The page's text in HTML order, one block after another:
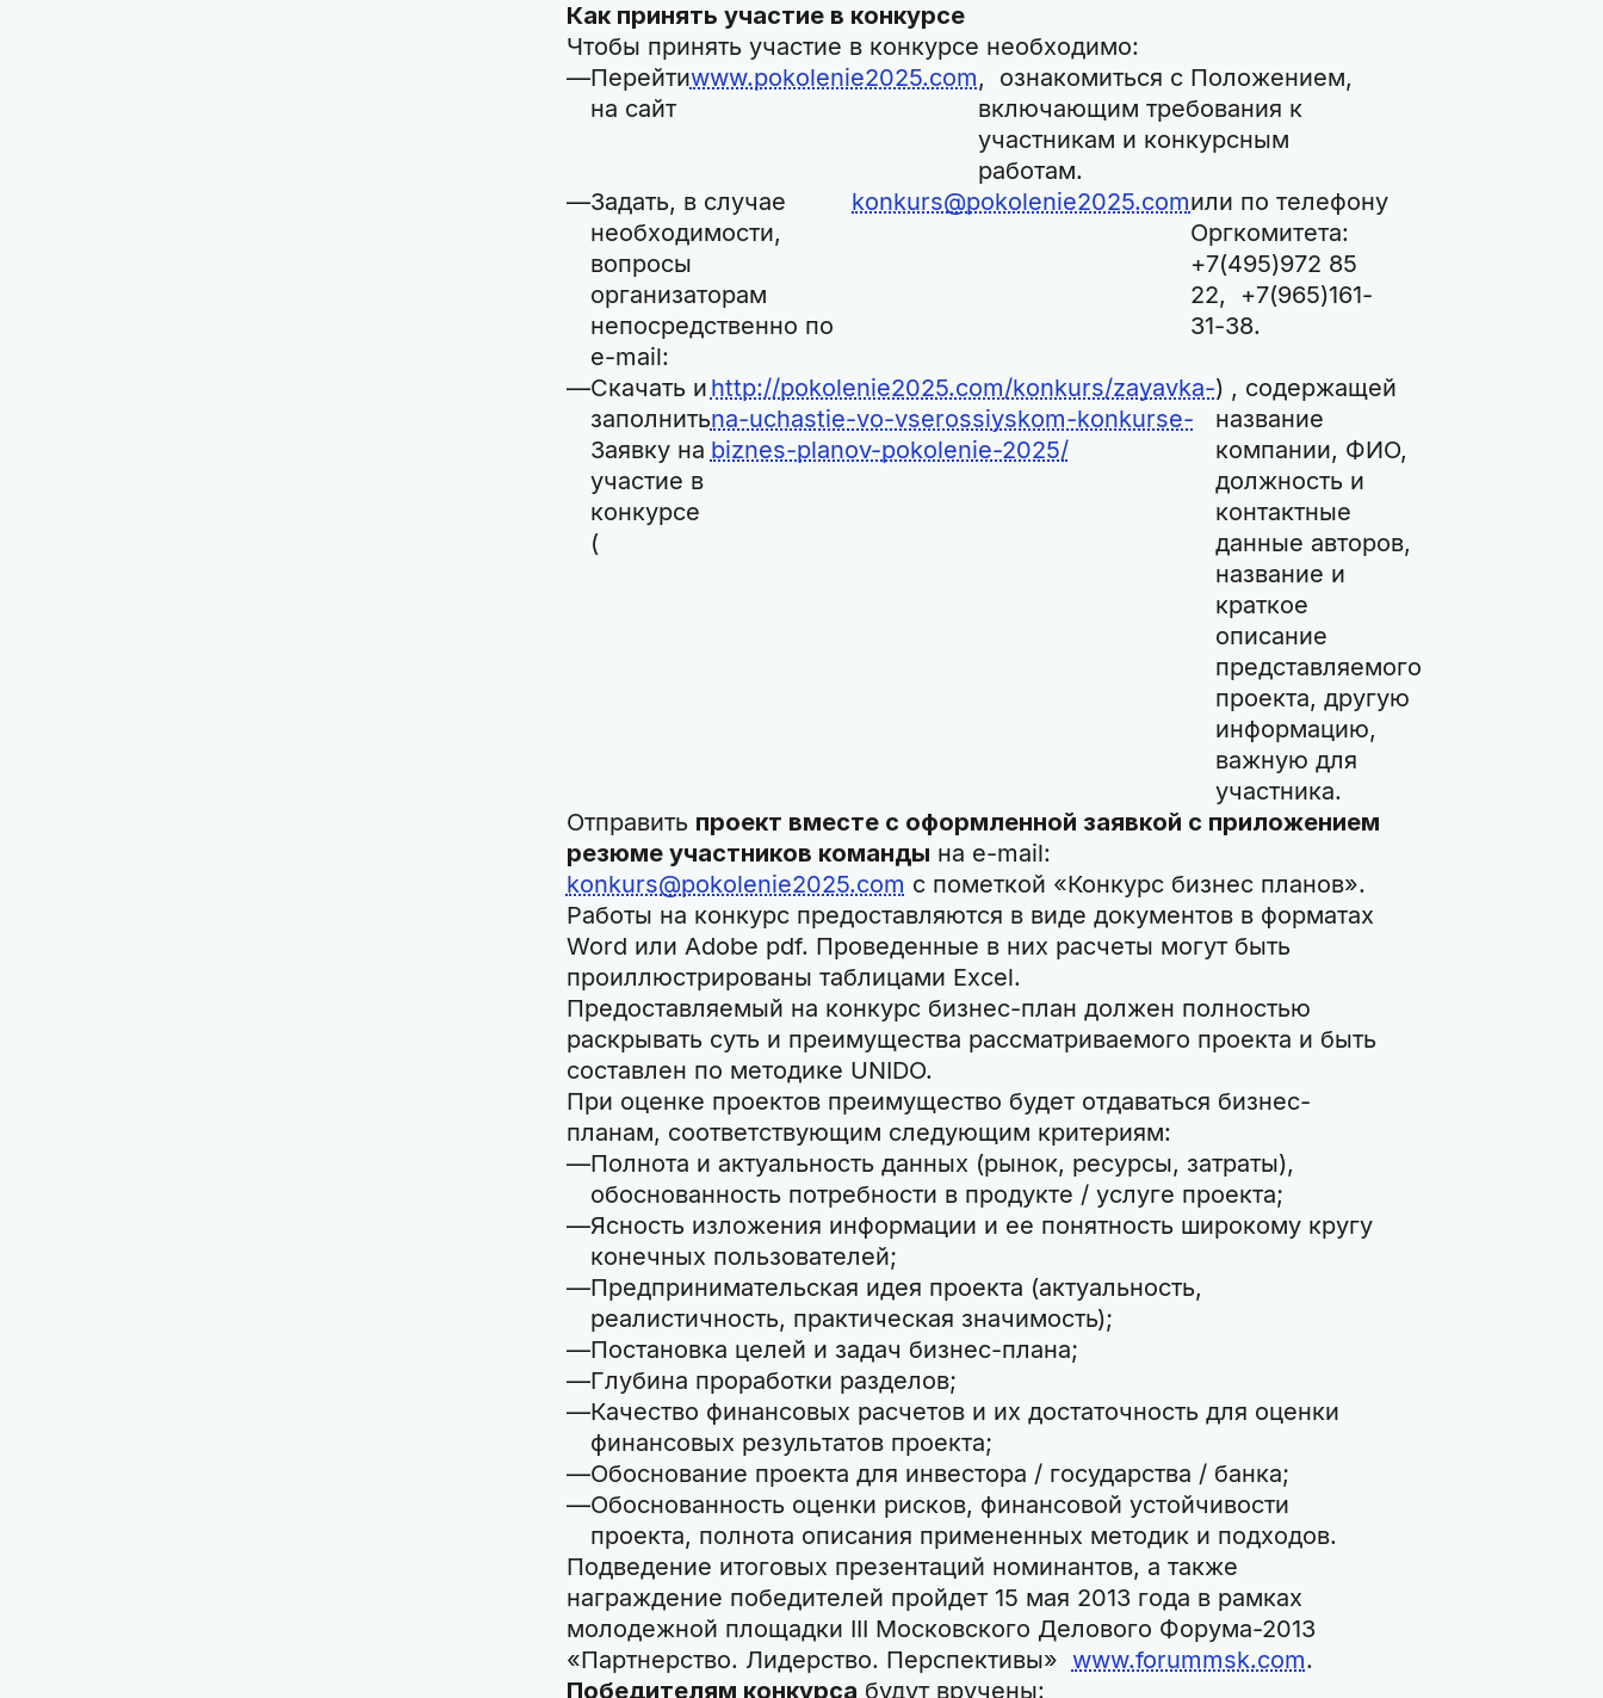
Как принять участие в конкурсе
Чтобы принять участие в конкурсе необходимо:
Перейти
на сайт
www.pokolenie2025.com, ознакомиться с Положением,
включающим требования к
участникам и конкурсным
работам.
Задать, в случае
необходимости,
вопросы
организаторам
непосредственно по
e-mail:
konkurs@pokolenie2025.comили по телефону
Оргкомитета:
+7(495)972 85
22, +7(965)161-
31-38.
Скачать и
заполнить
Заявку на
участие в
конкурсе
(
http://pokolenie2025.com/konkurs/zayavka-
na-uchastie-vo-vserossiyskom-konkurse-
biznes-planov-pokolenie-2025/
) , содержащей
название
компании, ФИО,
должность и
контактные
данные авторов,
название и
краткое
описание
представляемого
проекта, другую
информацию,
важную для
участника.
Отправить проект вместе с оформленной заявкой с приложением
резюме участников команды на e-mail:
konkurs@pokolenie2025.com с пометкой «Конкурс бизнес планов».
Работы на конкурс предоставляются в виде документов в форматах
Word или Adobe pdf. Проведенные в них расчеты могут быть
проиллюстрированы таблицами Excel.
Предоставляемый на конкурс бизнес-план должен полностью
раскрывать суть и преимущества рассматриваемого проекта и быть
составлен по методике UNIDO.
При оценке проектов преимущество будет отдаваться бизнес-
планам, соответствующим следующим критериям:
Полнота и актуальность данных (рынок, ресурсы, затраты),
обоснованность потребности в продукте / услуге проекта;
Ясность изложения информации и ее понятность широкому кругу
конечных пользователей;
Предпринимательская идея проекта (актуальность,
реалистичность, практическая значимость);
Постановка целей и задач бизнес-плана;
Глубина проработки разделов;
Качество финансовых расчетов и их достаточность для оценки
финансовых результатов проекта;
Обоснование проекта для инвестора / государства / банка;
Обоснованность оценки рисков, финансовой устойчивости
проекта, полнота описания примененных методик и подходов.
Подведение итоговых презентаций номинантов, а также
награждение победителей пройдет 15 мая 2013 года в рамках
молодежной площадки III Московского Делового Форума-2013
«Партнерство. Лидерство. Перспективы» www.forummsk.com.
Победителям конкурса будут вручены: